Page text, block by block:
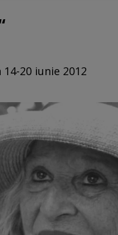
20 iunie 2012